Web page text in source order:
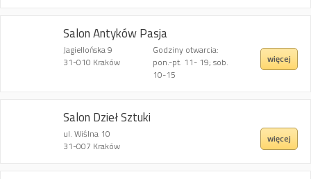
Salon Antyków Pasja
Jagiellońska 9
31-010 Kraków
Godziny otwarcia:
pon.-pt. 11- 19; sob.
10-15
więcej
Salon Dzieł Sztuki
ul. Wiślna 10
31-007 Kraków
więcej